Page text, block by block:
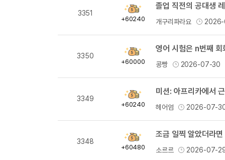
3351
획
득
+60240
졸업 직전의 공대생
개구리파라요
3350
획
득
+60000
영어 시험은 n번째
콩빵 2026-07-30
3349
획
득
+60240
미션: 아프리카에서
헤어엄 2026-07-
3348
획
득
+60480
조금 일찍 알았더라
소르르 2026-07-